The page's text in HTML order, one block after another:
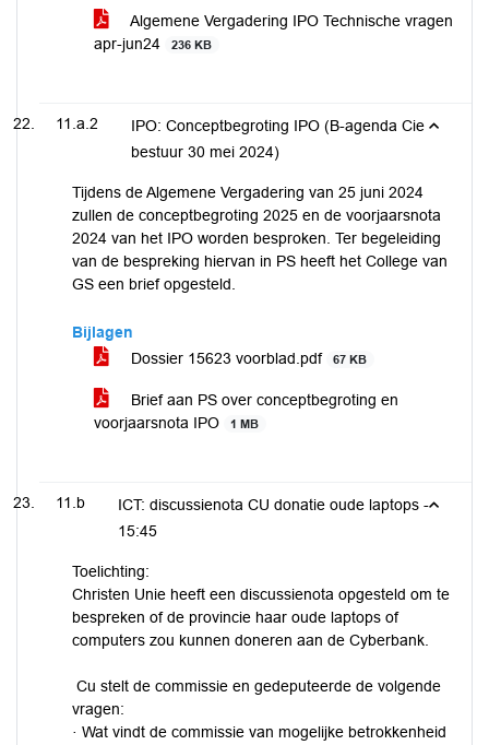
Algemene Vergadering IPO Technische vragen
apr-jun24
236 KB
11.a.2
IPO: Conceptbegroting IPO (B-agenda Cie
bestuur 30 mei 2024)
Tijdens de Algemene Vergadering van 25 juni 2024
zullen de conceptbegroting 2025 en de voorjaarsnota
2024 van het IPO worden besproken. Ter begeleiding
van de bespreking hiervan in PS heeft het College van
GS een brief opgesteld.
Bijlagen
Dossier 15623 voorblad.pdf
67 KB
Brief aan PS over conceptbegroting en
voorjaarsnota IPO
1 MB
11.b
ICT: discussienota CU donatie oude laptops -
15:45
Toelichting:
Christen Unie heeft een discussienota opgesteld om te
bespreken of de provincie haar oude laptops of
computers zou kunnen doneren aan de Cyberbank.
Cu stelt de commissie en gedeputeerde de volgende
vragen:
· Wat vindt de commissie van mogelijke betrokkenheid